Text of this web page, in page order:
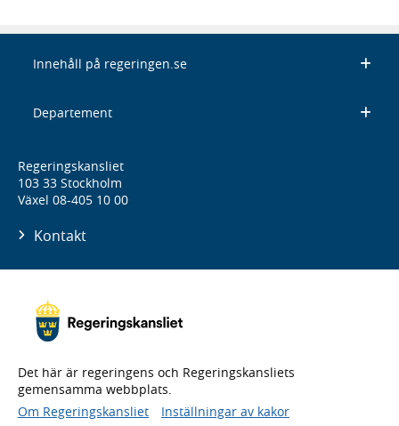
Innehåll på regeringen.se
Departement
Regeringskansliet
103 33 Stockholm
Växel 08-405 10 00
Kontakt
Det här är regeringens och Regeringskansliets
gemensamma webbplats.
Om Regeringskansliet
Inställningar av kakor